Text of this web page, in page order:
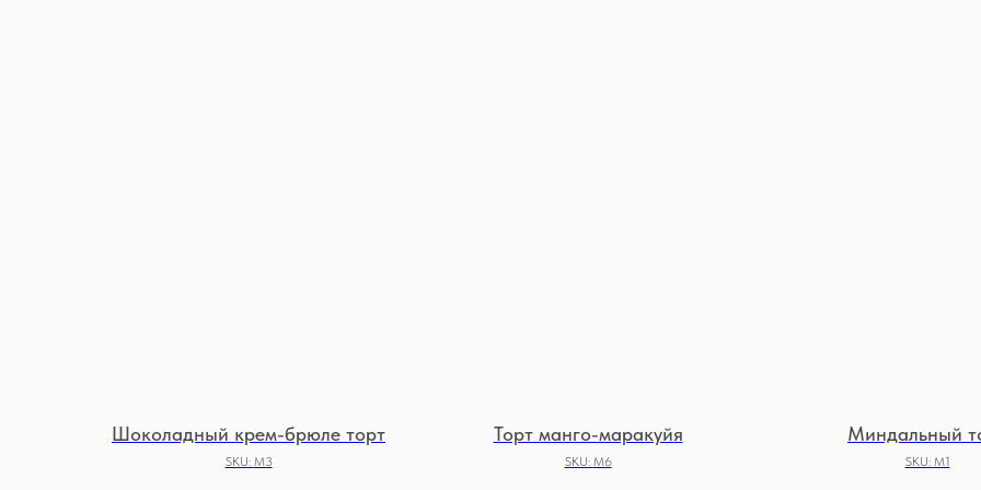
Шоколадный крем-брюле торт
SKU: М3
Торт манго-маракуйя
SKU: М6
Миндальный
SKU: М1